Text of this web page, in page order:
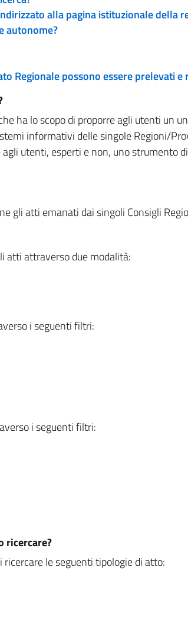
alla pagina istituzionale della
autonome?
Regionale possono essere prelevati
ha lo scopo di proporre agli utenti un
informativi delle singole Regioni/
utenti, esperti e non, uno strumento
gli atti emanati dai singoli Consigli
atti attraverso due modalità:
i seguenti filtri:
i seguenti filtri:
ricercare?
le seguenti tipologie di atto: